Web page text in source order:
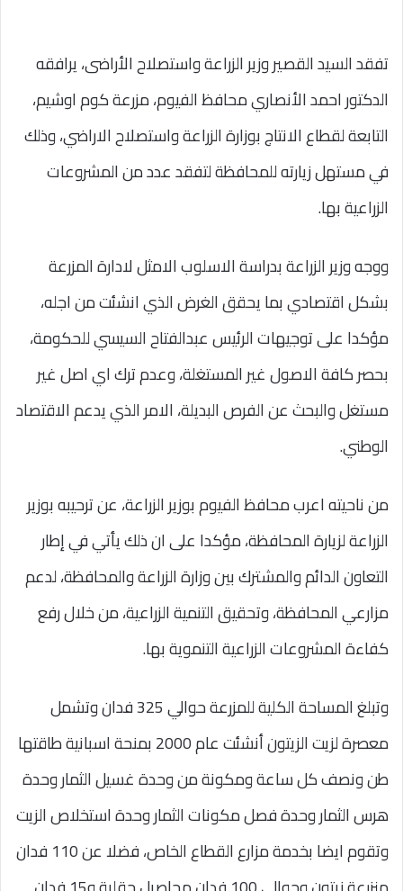
تفقد السيد القصير وزير الزراعة واستصلاح الأراضى، يرافقه
الدكتور احمد الأنصاري محافظ الفيوم، مزرعة كوم اوشيم،
التابعة لقطاع الانتاج بوزارة الزراعة واستصلاح الاراضي، وذلك
في مستهل زيارته للمحافظة لتفقد عدد من المشروعات
الزراعية بها.
ووجه وزير الزراعة بدراسة الاسلوب الامثل لادارة المزرعة
بشكل اقتصادي بما يحقق الغرض الذي انشئت من اجله،
مؤكدا على توجيهات الرئيس عبدالفتاح السيسي للحكومة،
بحصر كافة الاصول غير المستغلة، وعدم ترك اي اصل غير
مستغل والبحث عن الفرص البديلة، الامر الذي يدعم الاقتصاد
الوطني.
من ناحيته اعرب محافظ الفيوم بوزير الزراعة، عن ترحيبه بوزير
الزراعة لزيارة المحافظة، مؤكدا على ان ذلك يأتي في إطار
التعاون الدائم والمشترك بين وزارة الزراعة والمحافظة، لدعم
مزارعي المحافظة، وتحقيق التنمية الزراعية، من خلال رفع
كفاءة المشروعات الزراعية التنموية بها.
وتبلغ المساحة الكلية للمزرعة حوالي 325 فدان وتشمل
معصرة لزيت الزيتون أنشئت عام 2000 بمنحة اسبانية طاقتها
طن ونصف كل ساعة ومكونة من وحدة غسيل الثمار وحدة
هرس الثمار وحدة فصل مكونات الثمار وحدة استخلاص الزيت
وتقوم ايضا بخدمة مزارع القطاع الخاص، فضلا عن 110 فدان